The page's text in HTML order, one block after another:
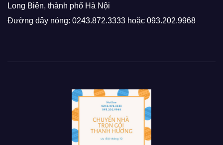
Long Biên, thành phố Hà Nội
Đường dây nóng: 0243.872.3333 hoặc 093.202.9968